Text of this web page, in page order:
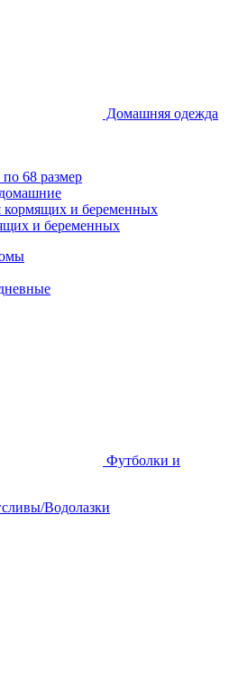
Домашняя одежда
68 размер
кормящих и беременных
и беременных
Футболки и
Водолазки